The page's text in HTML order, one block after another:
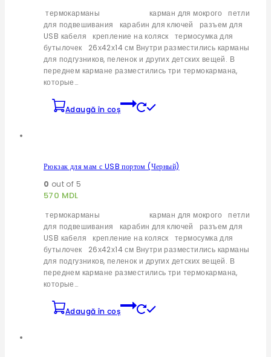
термокарманы карман для мокрого петли
для подвешивания карабин для ключей разъем для
USB кабеля крепление на коляск термосумка для
бутылочек 26х42х14 см Внутри разместились карманы
для подгузников, пеленок и других детских вещей. В
переднем кармане разместились три термокармана,
которые…
Adaugă în coș
Рюкзак для мам с USB портом (Черный)
0 out of 5
570 MDL
термокарманы карман для мокрого петли
для подвешивания карабин для ключей разъем для
USB кабеля крепление на коляск термосумка для
бутылочек 26х42х14 см Внутри разместились карманы
для подгузников, пеленок и других детских вещей. В
переднем кармане разместились три термокармана,
которые…
Adaugă în coș